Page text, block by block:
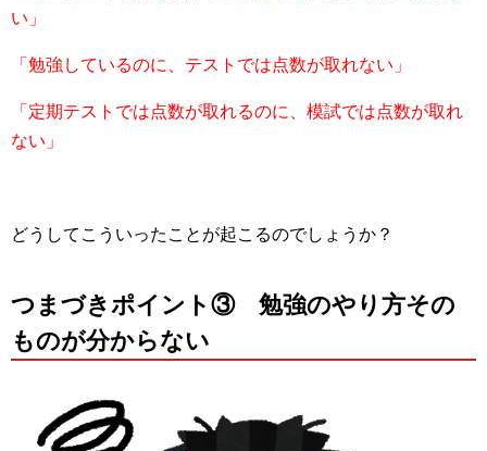
い」
「勉強しているのに、テストでは点数が取れない」
「定期テストでは点数が取れるのに、模試では点数が取れ
ない」
どうしてこういったことが起こるのでしょうか？
つまづきポイント③ 勉強のやり方その
ものが分からない